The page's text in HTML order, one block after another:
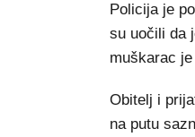
Policija je
su uočili da
muškarac
Obitelj i
na putu